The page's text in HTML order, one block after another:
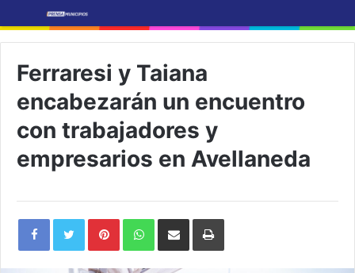
Ferraresi y Taiana
encabezarán un encuentro
con trabajadores y
empresarios en Avellaneda
PinterestWhatsAppShare
Email
Print